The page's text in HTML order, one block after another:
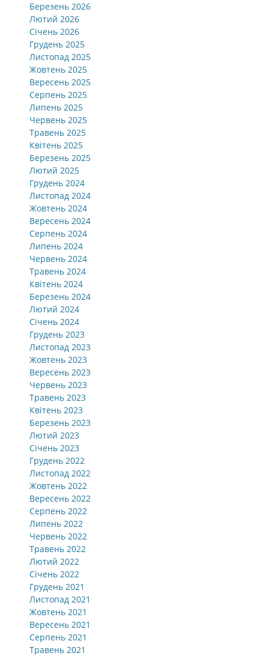
Березень 2026
Лютий 2026
Січень 2026
Грудень 2025
Листопад 2025
Жовтень 2025
Вересень 2025
Серпень 2025
Липень 2025
Червень 2025
Травень 2025
Квітень 2025
Березень 2025
Лютий 2025
Грудень 2024
Листопад 2024
Жовтень 2024
Вересень 2024
Серпень 2024
Липень 2024
Червень 2024
Травень 2024
Квітень 2024
Березень 2024
Лютий 2024
Січень 2024
Грудень 2023
Листопад 2023
Жовтень 2023
Вересень 2023
Червень 2023
Травень 2023
Квітень 2023
Березень 2023
Лютий 2023
Січень 2023
Грудень 2022
Листопад 2022
Жовтень 2022
Вересень 2022
Серпень 2022
Липень 2022
Червень 2022
Травень 2022
Лютий 2022
Січень 2022
Грудень 2021
Листопад 2021
Жовтень 2021
Вересень 2021
Серпень 2021
Травень 2021